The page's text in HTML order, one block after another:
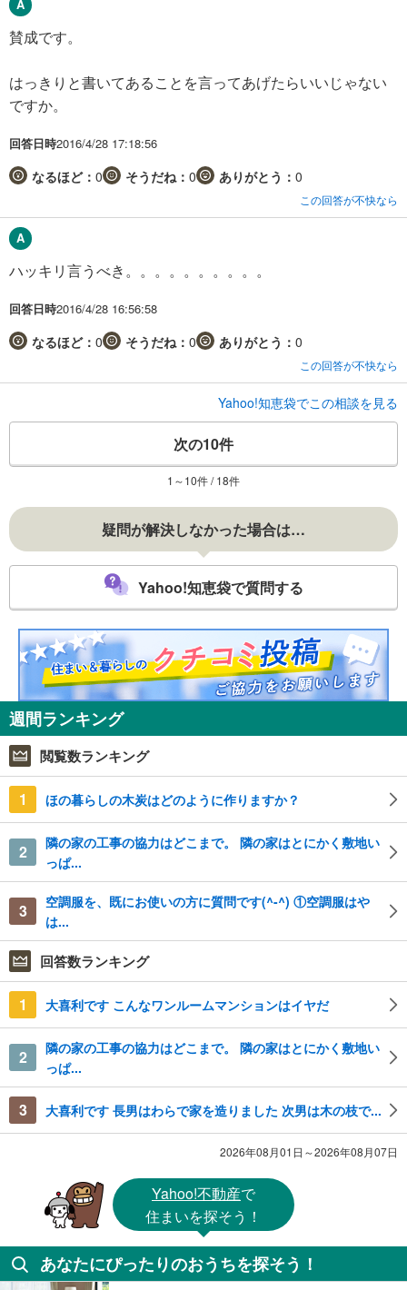
賛成です。
はっきりと書いてあることを言ってあげたらいいじゃない
ですか。
回答日時2016/4/28 17:18:56
なるほど： 0 そうだね： 0 ありがとう： 0
この回答が不快なら
ハッキリ言うべき。。。。。。。。。。
回答日時2016/4/28 16:56:58
なるほど： 0 そうだね： 0 ありがとう： 0
この回答が不快なら
Yahoo!知恵袋でこの相談を見る
次の10件
1～10件 / 18件
疑問が解決しなかった場合は…
Yahoo!知恵袋で質問する
週間ランキング
閲覧数ランキング
1 ほの暮らしの木炭はどのように作りますか？
2
隣の家の工事の協力はどこまで。 隣の家はとにかく敷地い
っぱ...
3
空調服を、既にお使いの方に質問です(^-^) ①空調服はや
は...
回答数ランキング
1 大喜利です こんなワンルームマンションはイヤだ
2
隣の家の工事の協力はどこまで。 隣の家はとにかく敷地い
っぱ...
3 大喜利です 長男はわらで家を造りました 次男は木の枝で...
2026年08月01日～2026年08月07日
Yahoo!不動産で
住まいを探そう！
あなたにぴったりのおうちを探そう！